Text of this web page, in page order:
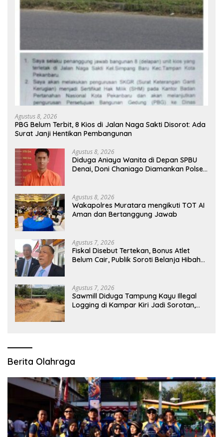
Agustus 8, 2026
PBG Belum Terbit, 8 Kios di Jalan Naga Sakti Disorot: Ada
Surat Janji Hentikan Pembangunan
Agustus 8, 2026
Diduga Aniaya Wanita di Depan SPBU
Denai, Doni Chaniago Diamankan Polsek
Agustus 8, 2026
Wakapolres Muratara mengikuti TOT AI
Aman dan Bertanggung Jawab
Agustus 7, 2026
Fiskal Disebut Tertekan, Bonus Atlet
Belum Cair, Publik Soroti Belanja Hibah
Agustus 7, 2026
Sawmill Diduga Tampung Kayu Illegal
Logging di Kampar Kiri Jadi Sorotan,
Berita Olahraga